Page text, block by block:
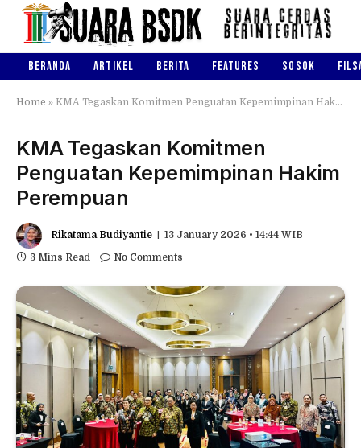
BERANDA ARTIKEL BERITA FEATURES SOSOK
Home » KMA Tegaskan Komitmen Penguatan Kepemimpinan Hakim Perempuan
KMA Tegaskan Komitmen
Penguatan Kepemimpinan Hakim
Perempuan
Rikatama Budiyantie
13 January 2026 • 14:44 WIB
3 Mins Read
No Comments